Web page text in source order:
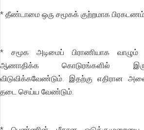
* தீண்டாமை ஒரு சமூகக் குற்றமாக
* சமூக அடிமைப் பிராணியாக
ஆணாதிக்க கொடுரங்களில்
விடுவிக்கவேண்டும். இதற்கு எதிரான
தடை செய்ய வேண்டும்.